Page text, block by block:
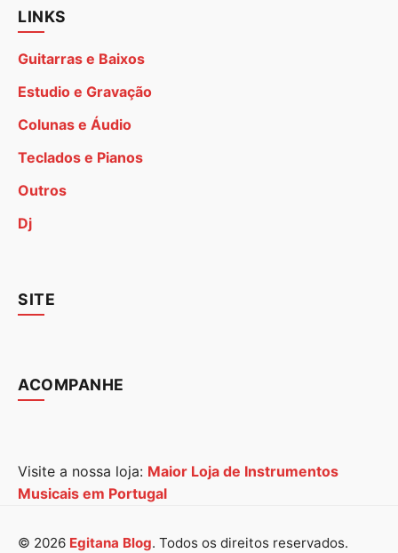
LINKS
Guitarras e Baixos
Estudio e Gravação
Colunas e Áudio
Teclados e Pianos
Outros
Dj
SITE
ACOMPANHE
Visite a nossa loja: Maior Loja de Instrumentos
Musicais em Portugal
© 2026 Egitana Blog. Todos os direitos reservados.